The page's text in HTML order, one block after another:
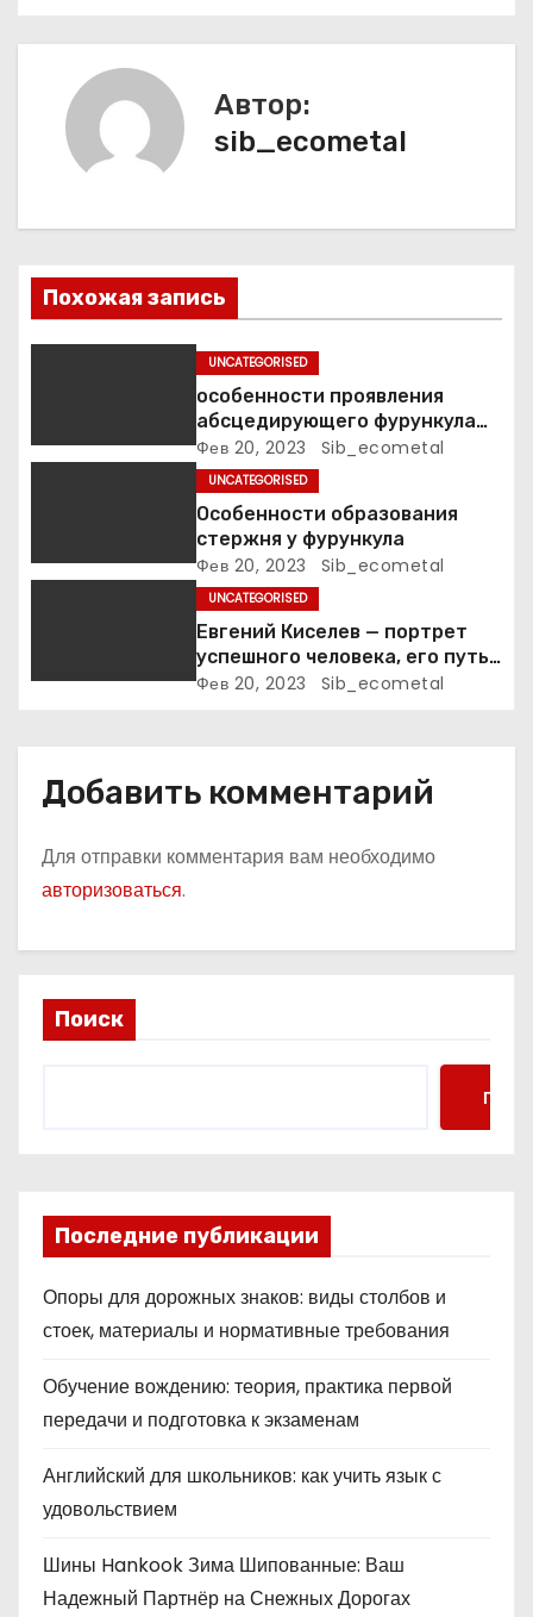
я
п
о
с
м
Автор:
sib_ecometal
Похожая запись
UNCATEGORISED
особенности проявления
абсцедирующего фурункула
код по МКБ-10
Фев 20, 2023 Sib_ecometal
UNCATEGORISED
Особенности образования
стержня у фурункула
Фев 20, 2023 Sib_ecometal
UNCATEGORISED
Евгений Киселев — портрет
успешного человека, его путь
к славе и личное счастье
Фев 20, 2023 Sib_ecometal
Добавить комментарий
Для отправки комментария вам необходимо
авторизоваться.
Поиск
Поиск
Последние публикации
Опоры для дорожных знаков: виды столбов и
стоек, материалы и нормативные требования
Обучение вождению: теория, практика первой
передачи и подготовка к экзаменам
Английский для школьников: как учить язык с
удовольствием
Шины Hankook Зима Шипованные: Ваш
Надежный Партнёр на Снежных Дорогах